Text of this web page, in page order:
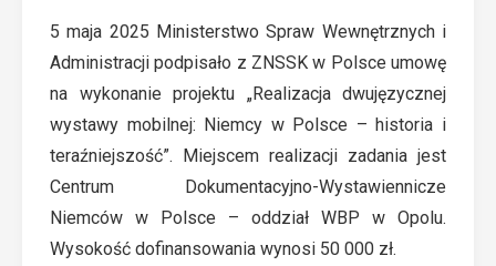
5 maja 2025 Ministerstwo Spraw Wewnętrznych i
Administracji podpisało z ZNSSK w Polsce umowę
na wykonanie projektu „Realizacja dwujęzycznej
wystawy mobilnej: Niemcy w Polsce – historia i
teraźniejszość”. Miejscem realizacji zadania jest
Centrum Dokumentacyjno-Wystawiennicze
Niemców w Polsce – oddział WBP w Opolu.
Wysokość dofinansowania wynosi 50 000 zł.